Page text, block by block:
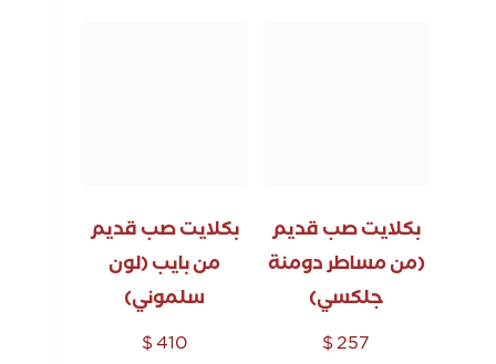
بكلايت صب قديم
(من مساطر دومنة
جلكسي)
$257
بكلايت صب قديم
من بايب (لون
سلموني)
$410